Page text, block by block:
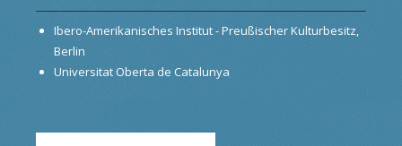
Ibero-Amerikanisches Institut - Preußischer Kulturbesitz,
Berlin
Universitat Oberta de Catalunya